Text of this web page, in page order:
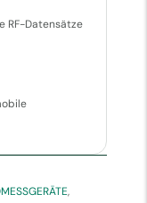
RF-Datensätze
,